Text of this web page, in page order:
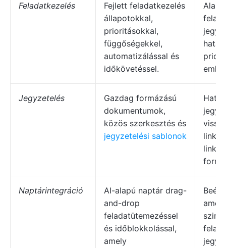
Feladatkezelés
Fejlett feladatkezelés
állapotokkal,
prioritásokkal,
függőségekkel,
automatizálással és
időkövetéssel.
Jegyzetelés
Gazdag formázású
dokumentumok,
közös szerkesztés és
jegyzetelési sablonok
Naptárintegráció
AI-alapú naptár drag-
and-drop
feladatütemezéssel
és időblokkolással,
amely
amely